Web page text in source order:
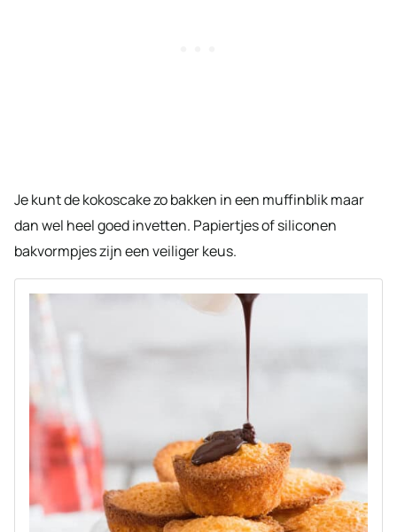
Je kunt de kokoscake zo bakken in een muffinblik maar
dan wel heel goed invetten. Papiertjes of siliconen
bakvormpjes zijn een veiliger keus.